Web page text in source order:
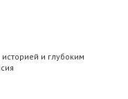
и глубоким